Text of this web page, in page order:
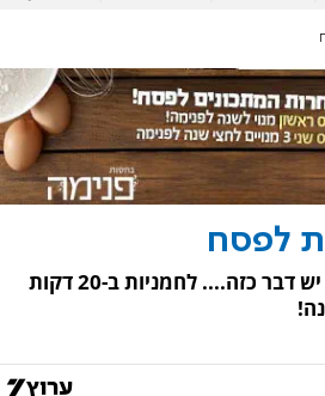
לפסח
לחמניות? כשרות לפסח? יש דבר כזה.... לחמניות ב-20 דקות